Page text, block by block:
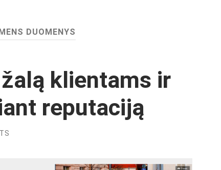
DUOMENYS
klientams ir
reputaciją